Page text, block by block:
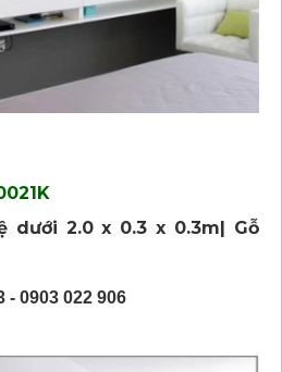
dưới 2.0 x 0.3 x 0.3m| Gỗ
- 0903 022 906